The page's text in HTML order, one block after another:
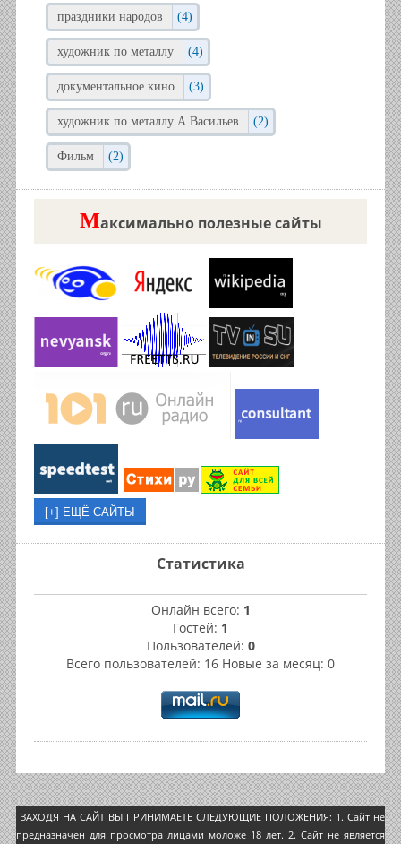
праздники народов (4)
художник по металлу (4)
документальное кино (3)
художник по металлу А Васильев (2)
Фильм (2)
Максимально полезные сайты
Статистика
Онлайн всего: 1
Гостей: 1
Пользователей: 0
Всего пользователей: 16 Новые за месяц: 0
ЗАХОДЯ НА САЙТ ВЫ ПРИНИМАЕТЕ СЛЕДУЮЩИЕ ПОЛОЖЕНИЯ: 1. Сайт не
предназначен для просмотра лицами моложе 18 лет. 2. Сайт не является